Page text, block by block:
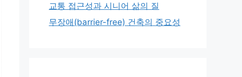
교통 접근성과 시니어 삶의 질
무장애(barrier-free) 건축의 중요성